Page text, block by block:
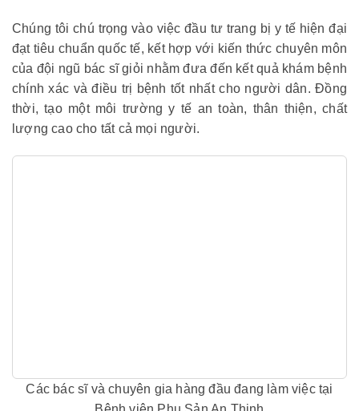
Chúng tôi chú trọng vào việc đầu tư trang bị y tế hiện đại
đạt tiêu chuẩn quốc tế, kết hợp với kiến thức chuyên môn
của đội ngũ bác sĩ giỏi nhằm đưa đến kết quả khám bệnh
chính xác và điều trị bệnh tốt nhất cho người dân. Đồng
thời, tạo một môi trường y tế an toàn, thân thiện, chất
lượng cao cho tất cả mọi người.
Các bác sĩ và chuyên gia hàng đầu đang làm việc tại